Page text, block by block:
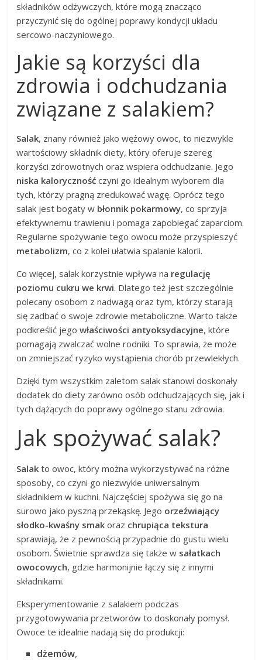
składników odżywczych, które mogą znacząco
przyczynić się do ogólnej poprawy kondycji układu
sercowo-naczyniowego.
Jakie są korzyści dla
zdrowia i odchudzania
związane z salakiem?
Salak, znany również jako wężowy owoc, to niezwykle
wartościowy składnik diety, który oferuje szereg
korzyści zdrowotnych oraz wspiera odchudzanie. Jego
niska kaloryczność czyni go idealnym wyborem dla
tych, którzy pragną zredukować wagę. Oprócz tego
salak jest bogaty w błonnik pokarmowy, co sprzyja
efektywnemu trawieniu i pomaga zapobiegać zaparciom.
Regularne spożywanie tego owocu może przyspieszyć
metabolizm, co z kolei ułatwia spalanie kalorii.
Co więcej, salak korzystnie wpływa na regulację
poziomu cukru we krwi. Dlatego też jest szczególnie
polecany osobom z nadwagą oraz tym, którzy starają
się zadbać o swoje zdrowie metaboliczne. Warto także
podkreślić jegowłaściwości antyoksydacyjne, które
pomagają zwalczać wolne rodniki. To sprawia, że może
on zmniejszać ryzyko wystąpienia chorób przewlekłych.
Dzięki tym wszystkim zaletom salak stanowi doskonały
dodatek do diety zarówno osób odchudzających się, jak i
tych dążących do poprawy ogólnego stanu zdrowia.
Jak spożywać salak?
Salak to owoc, który można wykorzystywać na różne
sposoby, co czyni go niezwykle uniwersalnym
składnikiem w kuchni. Najczęściej spożywa się go na
surowo jako pyszną przekąskę. Jego orzeźwiający
słodko-kwaśny smak oraz chrupiąca tekstura
sprawiają, że z pewnością przypadnie do gustu wielu
osobom. Świetnie sprawdza się także w sałatkach
owocowych, gdzie harmonijnie łączy się z innymi
składnikami.
Eksperymentowanie z salakiem podczas
przygotowywania przetworów to doskonały pomysł.
Owoce te idealnie nadają się do produkcji:
dżemów,